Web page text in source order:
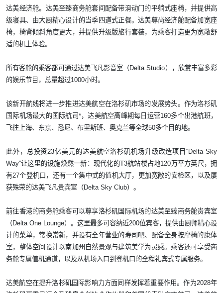
达美经济舱。达美至臻商务舱套间配备带滑动门的平躺式座椅，并提供高
级寝具、由大厨精心设计的当季四道式正餐。达美尊尚经济舱配备加宽座
椅，椅背倾斜角度更大，并提供升级版旅行套装，为乘客打造更为宽敞舒
适的机上体验。
所有客舱的乘客都可通过达美飞凡影音室（Delta Studio），欣赏丰富多彩
的娱乐节目，总量超过1000小时。
该新开航线将进一步推进达美航空在洛杉矶市场的发展势头。作为洛杉矶
国际机场最大的国际航司*，达美航空高峰期每日运营160多个出港航班，
飞往上海、东京、悉尼、布里斯班、奥克兰等全球50多个目的地。
此外，总投资23亿美元的达美航空洛杉矶机场升级改造项目“Delta Sky
Way”让这里的设施焕然一新：现代化的T3航站楼占地120万平方英尺，拥
有27个登机口，还有一个集中式的值机大厅，更加宽敞的安检区，以及屡
获殊荣的达美飞凡贵宾室（Delta Sky Club）。
前往香港的商务舱乘客可以尊享洛杉矶国际机场的达美至臻商务舱贵宾室
（Delta One Lounge）。这里最多可容纳近200位宾客，提供由厨师精心设
计的菜单，常换常新，并设有全年营业的寿司吧、配备全身按摩椅的康体
室，整体空间设计以南加州自然景观与建筑美学为灵感。乘客还可享受商
务舱专属值机通道，以及从机场入口到登机口的全程礼宾式专属服务。
达美航空在提升洛杉矶国际影响力方面同样发挥着重要作用。作为2028年